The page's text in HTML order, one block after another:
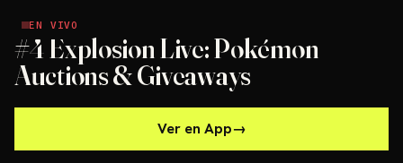
EN VIVO
EN VIVO
#4 Explosion Live: Pokémon
Auctions & Giveaways
Ver en App→